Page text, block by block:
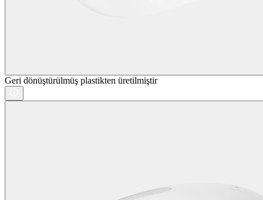
Geri dönüştürülmüş plastikten üretilmiştir